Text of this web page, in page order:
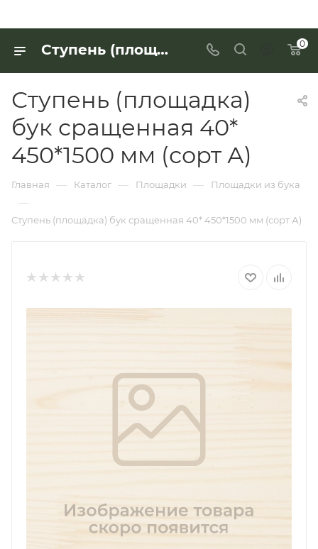
Ступень (площадка) бук сращенная 40* 450*1500 мм (сорт А) для работы с деревянными изделиями — купить в «Интерьер Дом» 0
Ступень (площадка)
бук сращенная 40*
450*1500 мм (сорт А)
Главная — Каталог — Площадки — Площадки из бука
—
Ступень (площадка) бук сращенная 40* 450*1500 мм (сорт А)